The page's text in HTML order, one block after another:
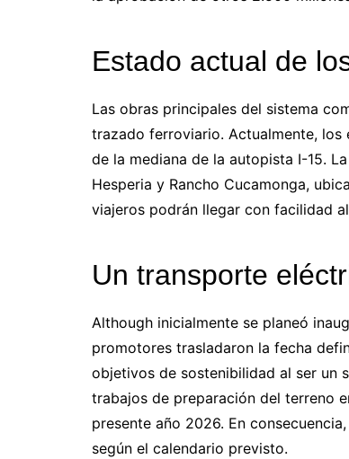
Estado actual de
Las obras principales del sistema
trazado ferroviario. Actualmente,
de la mediana de la autopista I-15.
Hesperia y Rancho Cucamonga,
viajeros podrán llegar con facilidad
Un transporte
Although inicialmente se planeó
promotores trasladaron la fecha
objetivos de sostenibilidad al ser un
trabajos de preparación del terreno
presente año 2026. En
según el calendario previsto.